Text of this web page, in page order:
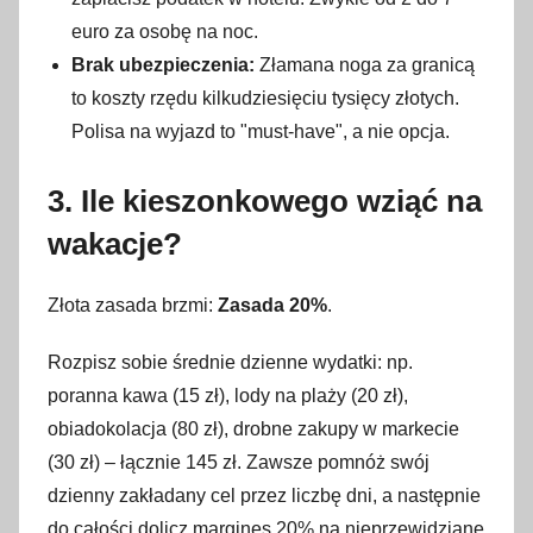
euro za osobę na noc.
Brak ubezpieczenia: Złamana noga za granicą
to koszty rzędu kilkudziesięciu tysięcy złotych.
Polisa na wyjazd to "must-have", a nie opcja.
3. Ile kieszonkowego wziąć na
wakacje?
Złota zasada brzmi: Zasada 20%.
Rozpisz sobie średnie dzienne wydatki: np.
poranna kawa (15 zł), lody na plaży (20 zł),
obiadokolacja (80 zł), drobne zakupy w markecie
(30 zł) – łącznie 145 zł. Zawsze pomnóż swój
dzienny zakładany cel przez liczbę dni, a następnie
do całości dolicz margines 20% na nieprzewidziane